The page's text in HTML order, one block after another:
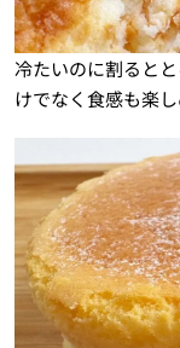
冷たいのに割ると
けでなく食感も楽